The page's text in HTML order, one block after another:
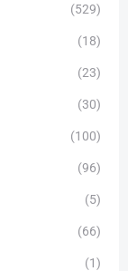
(529)
(18)
(23)
(30)
(100)
(96)
(5)
(66)
(1)